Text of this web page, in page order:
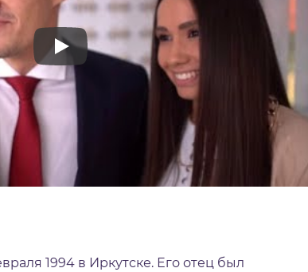
1994 в Иркутске. Его отец был